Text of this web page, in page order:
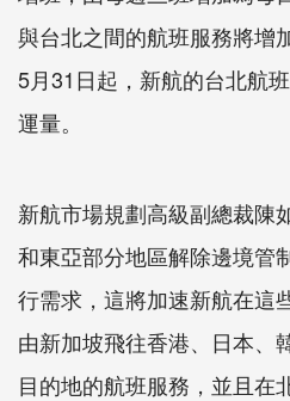
與台北之間的航班服務將增
5月31日起，新航的台北航
運量。
新航市場規劃高級副總裁陳
和東亞部分地區解除邊境管
行需求，這將加速新航在這
由新加坡飛往香港、日本、
目的地的航班服務，並且在